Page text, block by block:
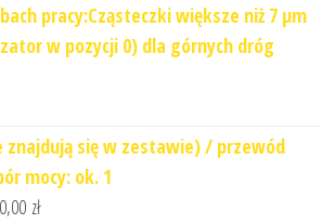
pracy:Cząsteczki większe niż 7 μm
w pozycji 0) dla górnych dróg
znajdują się w zestawie) / przewód
mocy: ok. 1
zł